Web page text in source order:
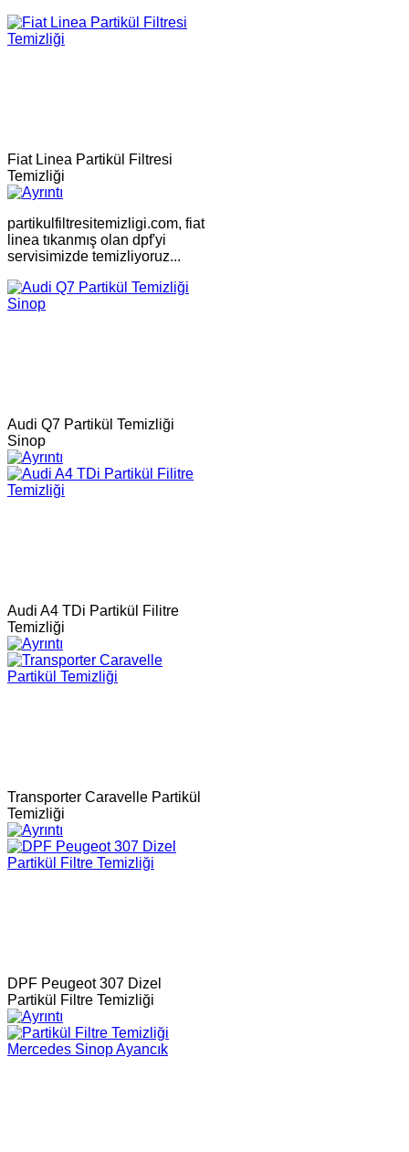
Fiat Linea Partikül Filtresi
Temizliği
partikulfiltresitemizligi.com, fiat
linea tıkanmış olan dpf'yi
servisimizde temizliyoruz...
Audi Q7 Partikül Temizliği
Sinop
Audi A4 TDi Partikül Filitre
Temizliği
Transporter Caravelle Partikül
Temizliği
DPF Peugeot 307 Dizel
Partikül Filtre Temizliği